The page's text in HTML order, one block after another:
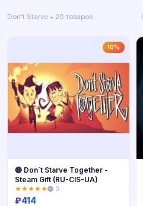
Don't Starve • 20 товаров
10%
🔴 Don´t Starve Together -
Steam Gift (RU-CIS-UA)
★★★★★ 0
₽414